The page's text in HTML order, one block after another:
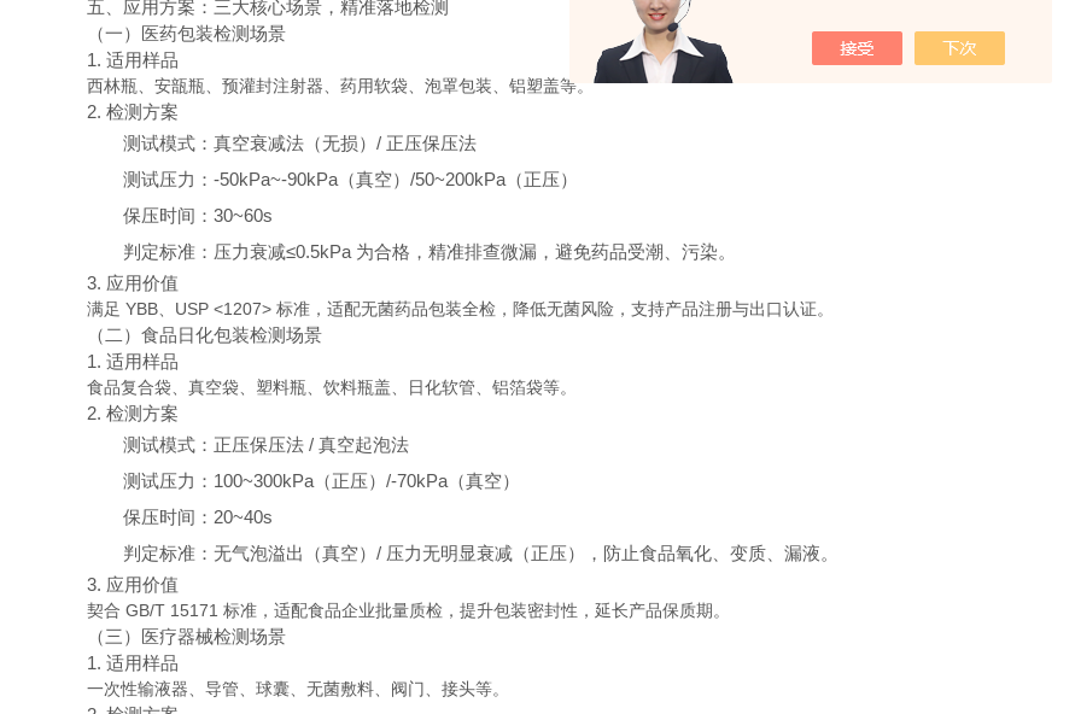
五、应用方案：三大核心场景，精准落地检测
（一）医药包装检测场景
1. 适用样品
西林瓶、安瓿瓶、预灌封注射器、药用软袋、泡罩包装、铝塑盖等。
2. 检测方案
测试模式：真空衰减法（无损）/ 正压保压法
测试压力：-50kPa~-90kPa（真空）/50~200kPa（正压）
保压时间：30~60s
判定标准：压力衰减≤0.5kPa 为合格，精准排查微漏，避免药品受潮、污染。
3. 应用价值
满足 YBB、USP <1207> 标准，适配无菌药品包装全检，降低无菌风险，支持产品注册与出口认证。
（二）食品日化包装检测场景
1. 适用样品
食品复合袋、真空袋、塑料瓶、饮料瓶盖、日化软管、铝箔袋等。
2. 检测方案
测试模式：正压保压法 / 真空起泡法
测试压力：100~300kPa（正压）/-70kPa（真空）
保压时间：20~40s
判定标准：无气泡溢出（真空）/ 压力无明显衰减（正压），防止食品氧化、变质、漏液。
3. 应用价值
契合 GB/T 15171 标准，适配食品企业批量质检，提升包装密封性，延长产品保质期。
（三）医疗器械检测场景
1. 适用样品
一次性输液器、导管、球囊、无菌敷料、阀门、接头等。